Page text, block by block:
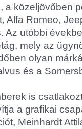
a közeljövőben
Alfa Romeo,
Az utóbbi
mely az
olyan
és a
is
a grafikai
Meinhardt